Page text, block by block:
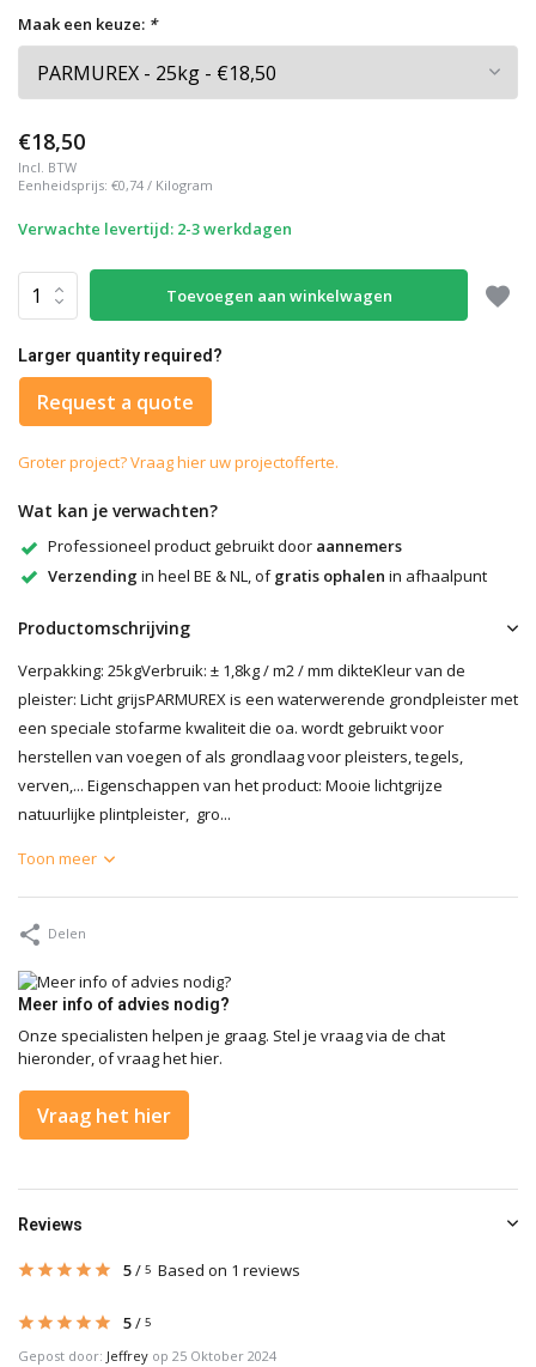
Maak een keuze: *
€18,50
Incl. BTW
Eenheidsprijs: €0,74 / Kilogram
Verwachte levertijd: 2-3 werkdagen
Toevoegen aan winkelwagen
Larger quantity required?
Request a quote
Groter project? Vraag hier uw projectofferte.
Wat kan je verwachten?
Professioneel product gebruikt door aannemers
Verzending in heel BE & NL, ofgratis ophalen in afhaalpunt
Productomschrijving
Verpakking: 25kgVerbruik: ± 1,8kg / m2 / mm dikteKleur van de
pleister: Licht grijsPARMUREX is een waterwerende grondpleister met
een speciale stofarme kwaliteit die oa. wordt gebruikt voor
herstellen van voegen of als grondlaag voor pleisters, tegels,
verven,... Eigenschappen van het product: Mooie lichtgrijze
natuurlijke plintpleister, gro...
Toon meer
Delen
Meer info of advies nodig?
Onze specialisten helpen je graag. Stel je vraag via de chat
hieronder, of vraag het hier.
Vraag het hier
Reviews
5/ 5 Based on 1 reviews
5/ 5
Gepost door: Jeffrey op 25 Oktober 2024